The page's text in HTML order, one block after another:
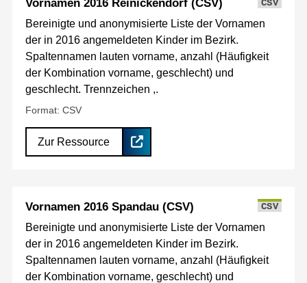
Vornamen 2016 Reinickendorf (CSV) CSV
Bereinigte und anonymisierte Liste der Vornamen
der in 2016 angemeldeten Kinder im Bezirk.
Spaltennamen lauten vorname, anzahl (Häufigkeit
der Kombination vorname, geschlecht) und
geschlecht. Trennzeichen ,.
Format: CSV
Zur Ressource
Vornamen 2016 Spandau (CSV) CSV
Bereinigte und anonymisierte Liste der Vornamen
der in 2016 angemeldeten Kinder im Bezirk.
Spaltennamen lauten vorname, anzahl (Häufigkeit
der Kombination vorname, geschlecht) und